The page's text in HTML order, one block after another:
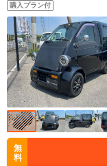
購入プラン付
無
料